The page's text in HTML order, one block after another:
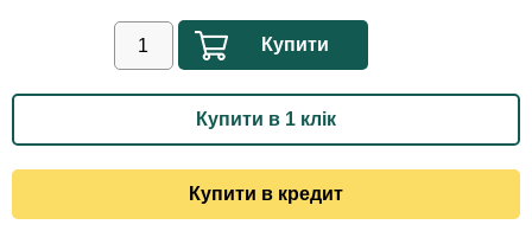
Купити
Купити в 1 клік
Купити в кредит